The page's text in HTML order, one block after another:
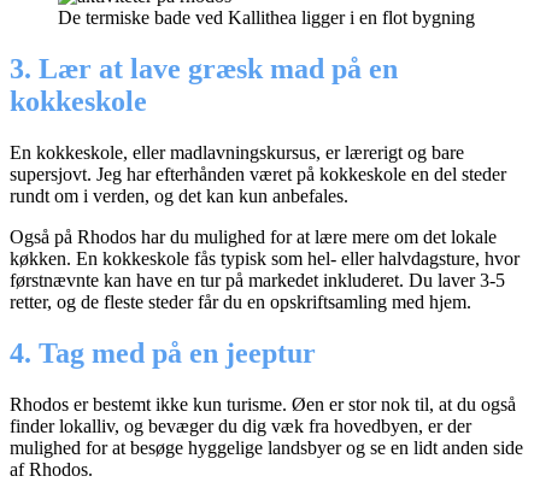
De termiske bade ved Kallithea ligger i en flot bygning
3. Lær at lave græsk mad på en
kokkeskole
En kokkeskole, eller madlavningskursus, er lærerigt og bare
supersjovt. Jeg har efterhånden været på kokkeskole en del steder
rundt om i verden, og det kan kun anbefales.
Også på Rhodos har du mulighed for at lære mere om det lokale
køkken. En kokkeskole fås typisk som hel- eller halvdagsture, hvor
førstnævnte kan have en tur på markedet inkluderet. Du laver 3-5
retter, og de fleste steder får du en opskriftsamling med hjem.
4. Tag med på en jeeptur
Rhodos er bestemt ikke kun turisme. Øen er stor nok til, at du også
finder lokalliv, og bevæger du dig væk fra hovedbyen, er der
mulighed for at besøge hyggelige landsbyer og se en lidt anden side
af Rhodos.